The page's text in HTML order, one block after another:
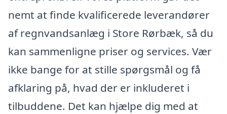
nemt at finde kvalificerede leverandører
af regnvandsanlæg i Store Rørbæk, så du
kan sammenligne priser og services. Vær
ikke bange for at stille spørgsmål og få
afklaring på, hvad der er inkluderet i
tilbuddene. Det kan hjælpe dig med at